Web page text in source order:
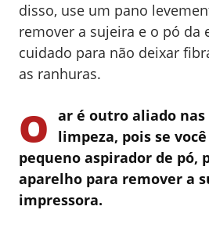
disso, use um pano
remover a sujeira e o pó da
cuidado para não deixar
as ranhuras.
O ar é outro aliado
limpeza, pois se
pequeno aspirador de pó,
aparelho para remover a
impressora.